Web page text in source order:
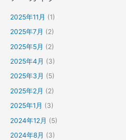
2025年11月 (1)
2025年7月 (2)
2025年5月 (2)
2025年4月 (3)
2025年3月 (5)
2025年2月 (2)
2025年1月 (3)
2024年12月 (5)
2024年8月 (3)